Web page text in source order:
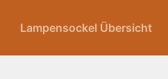
Lampensockel Übersicht